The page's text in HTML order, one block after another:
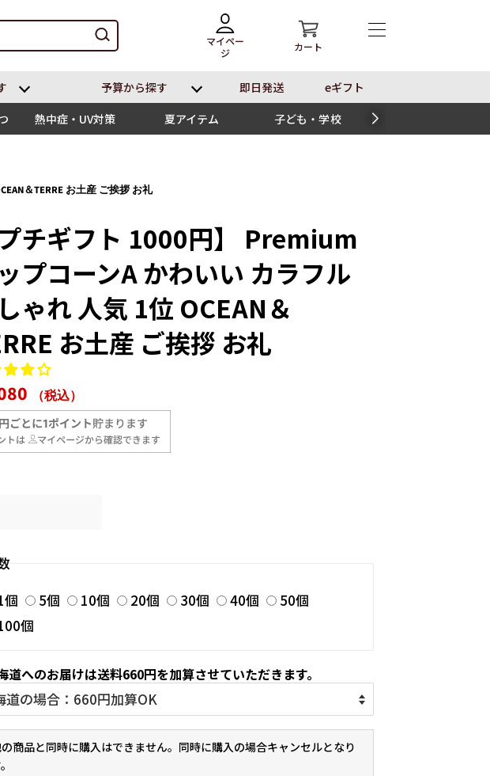
マイペー
ジ
カート
予算から探す 即⽇発送
eギフト
熱中症・UV対策 夏アイテム 子ども・学校
＆TERRE お土産 ご挨拶 お礼
プチギフト 1000円】 Premium
プコーンA かわいい カラフル
ゃれ 人気 1位 OCEAN＆
お土産 ご挨拶 お礼
（税込）
売
価
格
個
5個 10個 20個 30個 40個
50個
個
へのお届けは送料660円を加算させていただきます。
商品と同時に購入はできません。同時に購入の場合キャンセルとなり